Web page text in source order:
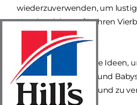
wiederzuverwenden, um
Hundespielzeug für Ihren
Hier sind fünf einfache Ideen,
ausrangierte Kinder- und
Spielzeug für Ihren Hund zu